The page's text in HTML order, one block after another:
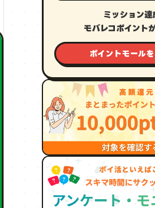
ミッション達
モバレコポイント
ポイントモール